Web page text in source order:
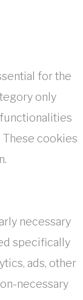
for the
only
cookies
necessary
specifically
ads, other
necessary